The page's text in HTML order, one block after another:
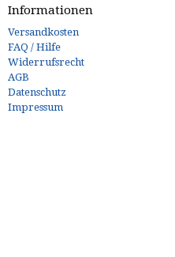
Informationen
Versandkosten
FAQ / Hilfe
Widerrufsrecht
AGB
Datenschutz
Impressum